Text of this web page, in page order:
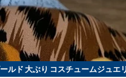
ルド 大ぶり コスチュームジュエ